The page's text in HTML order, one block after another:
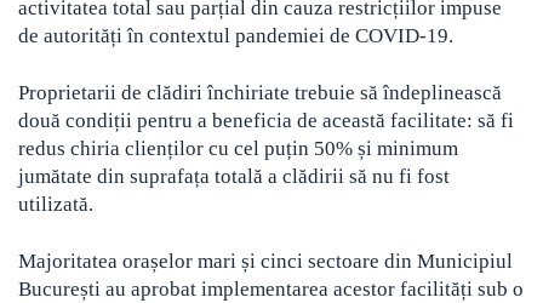
activitatea total sau parțial din cauza restricțiilor impuse
de autorități în contextul pandemiei de COVID-19.
Proprietarii de clădiri închiriate trebuie să îndeplinească
două condiții pentru a beneficia de această facilitate: să fi
redus chiria clienților cu cel puțin 50% și minimum
jumătate din suprafața totală a clădirii să nu fi fost
utilizată.
Majoritatea orașelor mari și cinci sectoare din Municipiul
București au aprobat implementarea acestor facilități sub o